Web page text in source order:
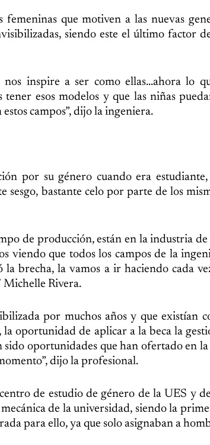
femeninas que motiven a las nuevas
siendo este el último factor
inspire a ser como ellas...ahora lo
esos modelos y que las niñas
campos”, dijo la ingeniera.
por su género cuando era
sesgo, bastante celo por parte de los
de producción, están en la industria
viendo que todos los campos de la
la brecha, la vamos a ir haciendo cada
Michelle Rivera.
por muchos años y que existían
la oportunidad de aplicar a la beca la
sido oportunidades que han ofertado en
dijo la profesional.
de estudio de género de la UES y
de la universidad, siendo la
para ello, ya que solo asignaban a